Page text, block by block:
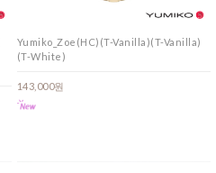
Yumiko_Zoe(HC)(T-Vanilla)(T-Vanilla)
(T-White)
143,000원